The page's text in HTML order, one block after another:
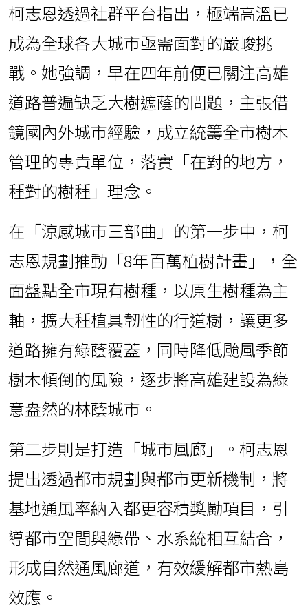
柯志恩透過社群平台指出，極端高溫已
成為全球各大城市亟需面對的嚴峻挑
戰。她強調，早在四年前便已關注高雄
道路普遍缺乏大樹遮蔭的問題，主張借
鏡國內外城市經驗，成立統籌全市樹木
管理的專責單位，落實「在對的地方，
種對的樹種」理念。
在「涼感城市三部曲」的第一步中，柯
志恩規劃推動「8年百萬植樹計畫」，全
面盤點全市現有樹種，以原生樹種為主
軸，擴大種植具韌性的行道樹，讓更多
道路擁有綠蔭覆蓋，同時降低颱風季節
樹木傾倒的風險，逐步將高雄建設為綠
意盎然的林蔭城市。
第二步則是打造「城市風廊」。柯志恩
提出透過都市規劃與都市更新機制，將
基地通風率納入都更容積獎勵項目，引
導都市空間與綠帶、水系統相互結合，
形成自然通風廊道，有效緩解都市熱島
效應。